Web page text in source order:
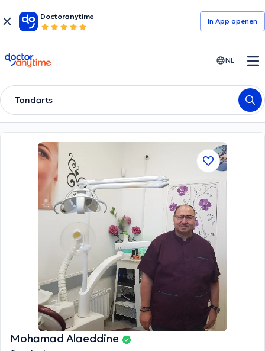
Doctoranytime
In App openen
doctoranytime NL
Tandarts
Mohamad Alaeddine